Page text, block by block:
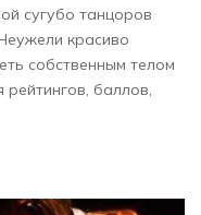
сугубо танцоров
красиво
собственным телом
рейтингов, баллов,